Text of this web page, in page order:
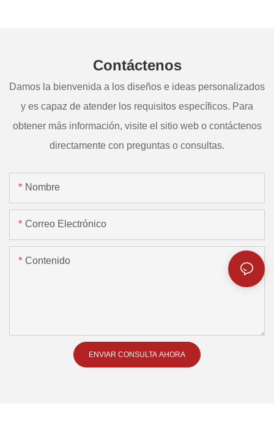
Contáctenos
Damos la bienvenida a los diseños e ideas personalizados
y es capaz de atender los requisitos específicos. Para
obtener más información, visite el sitio web o contáctenos
directamente con preguntas o consultas.
Nombre
Correo Electrónico
Contenido
ENVIAR CONSULTA AHORA